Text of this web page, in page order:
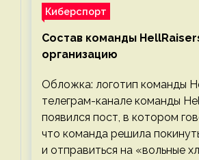
Киберспорт
Состав команды
организацию
Обложка: логотип команды
телеграм-канале команды
появился пост, в котором
что команда решила
и отправиться на «вольные